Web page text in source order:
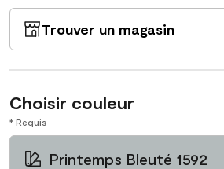
Trouver un magasin
Choisir couleur
* Requis
Printemps Bleuté 1592